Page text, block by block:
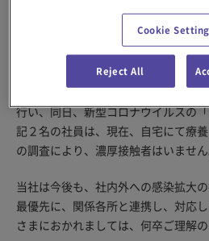
１名の社員は、発熱により8月7日（
日、新型コロナウイルスの「陽性」
もう１名の社員は、体調不良により
行い、同日、新型コロナウイルスの
記２名の社員は、現在、自宅にて療
の調査により、濃厚接触者はいません
当社は今後も、社内外への感染拡大
最優先に、関係各所と連携し、対応
さまにおかれましては、何卒ご理解
Cookie
Reject All